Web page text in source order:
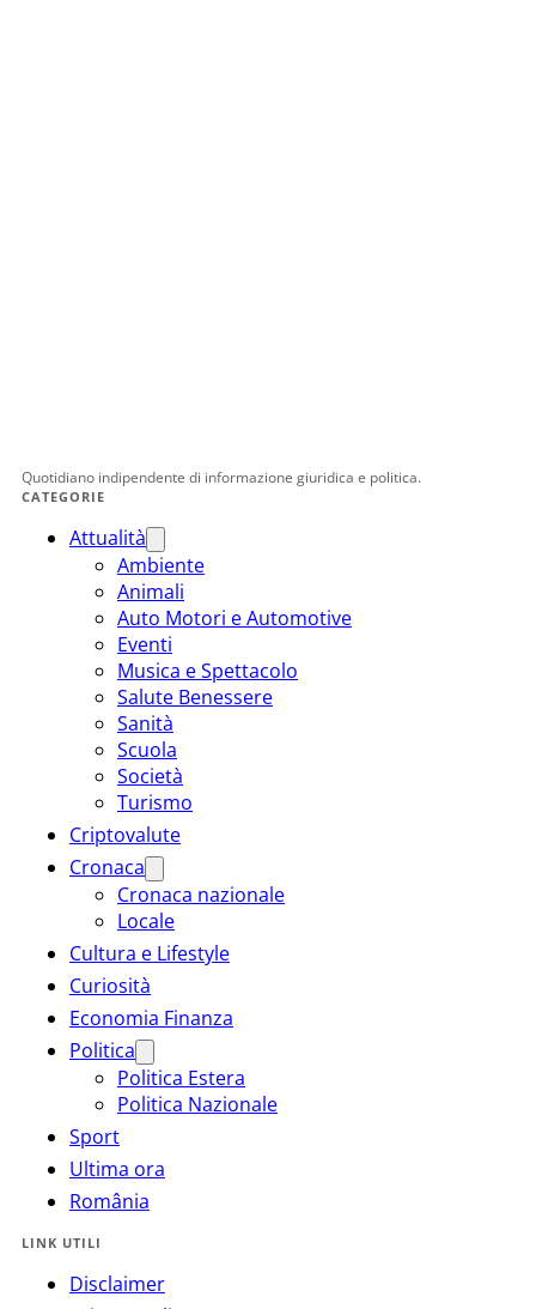
Quotidiano indipendente di informazione giuridica e politica.
CATEGORIE
Attualità
Ambiente
Animali
Auto Motori e Automotive
Eventi
Musica e Spettacolo
Salute Benessere
Sanità
Scuola
Società
Turismo
Criptovalute
Cronaca
Cronaca nazionale
Locale
Cultura e Lifestyle
Curiosità
Economia Finanza
Politica
Politica Estera
Politica Nazionale
Sport
Ultima ora
România
LINK UTILI
Disclaimer